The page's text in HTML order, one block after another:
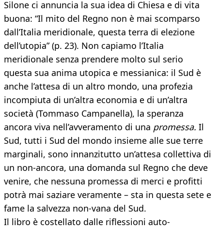
Silone ci annuncia la sua idea di Chiesa e di vita
buona: “Il mito del Regno non è mai scomparso
dall’Italia meridionale, questa terra di elezione
dell’utopia” (p. 23). Non capiamo l’Italia
meridionale senza prendere molto sul serio
questa sua anima utopica e messianica: il Sud è
anche l’attesa di un altro mondo, una profezia
incompiuta di un’altra economia e di un’altra
società (Tommaso Campanella), la speranza
ancora viva nell’avveramento di una promessa. Il
Sud, tutti i Sud del mondo insieme alle sue terre
marginali, sono innanzitutto un’attesa collettiva di
un non-ancora, una domanda sul Regno che deve
venire, che nessuna promessa di merci e profitti
potrà mai saziare veramente – sta in questa sete e
fame la salvezza non-vana del Sud.
Il libro è costellato dalle riflessioni auto-